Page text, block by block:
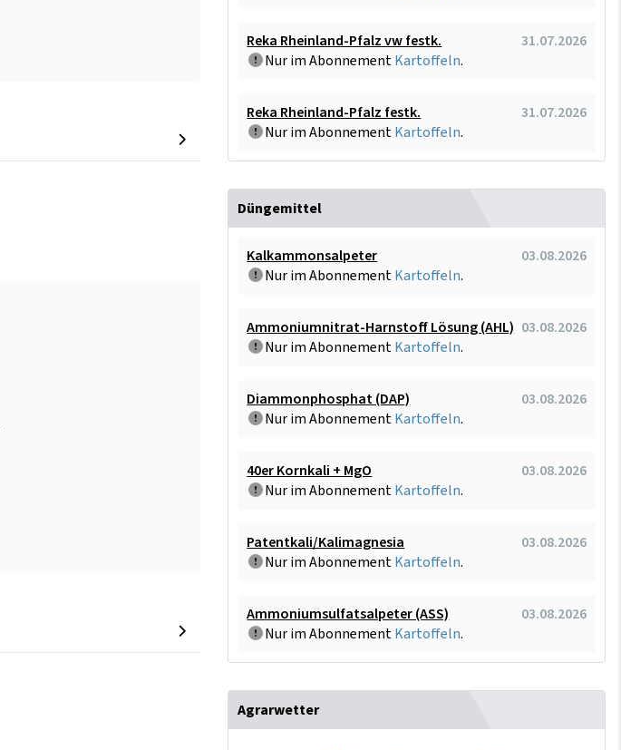
Reka Rheinland-Pfalz vw festk.
31.07.2026
Nur im AbonnementKartoffeln.
Reka Rheinland-Pfalz festk.
31.07.2026
Nur im AbonnementKartoffeln.
Düngemittel
Kalkammonsalpeter
03.08.2026
Nur im AbonnementKartoffeln.
Ammoniumnitrat-Harnstoff Lösung (AHL) 03.08.2026
Nur im AbonnementKartoffeln.
Diammonphosphat (DAP)
03.08.2026
Nur im AbonnementKartoffeln.
40er Kornkali + MgO
03.08.2026
Nur im AbonnementKartoffeln.
Patentkali/Kalimagnesia
03.08.2026
Nur im AbonnementKartoffeln.
Ammoniumsulfatsalpeter (ASS)
03.08.2026
Nur im AbonnementKartoffeln.
Agrarwetter